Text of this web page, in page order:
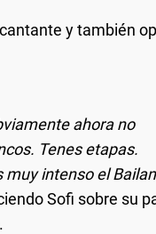
y también
ahora no
Tenes etapas.
muy intenso el
Sofi sobre su